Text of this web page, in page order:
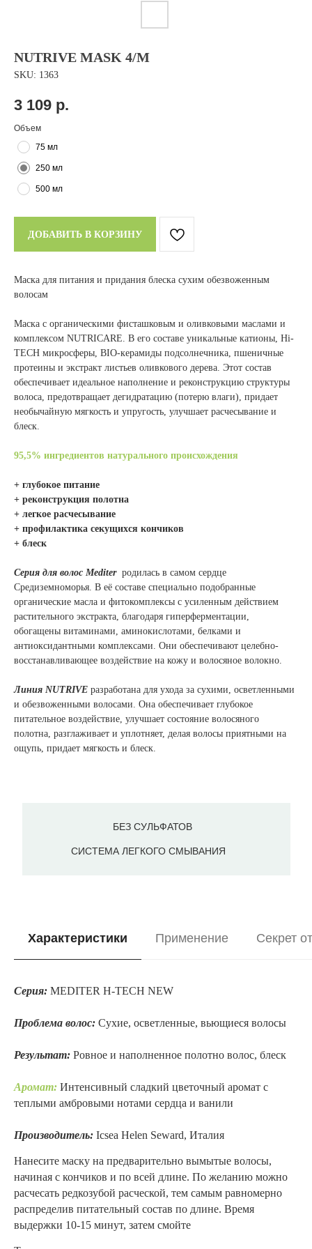
NUTRIVE MASK 4/M
SKU: 1363
3 109 р.
Объем
75 мл
250 мл
500 мл
ДОБАВИТЬ В КОРЗИНУ
Маска для питания и придания блеска сухим обезвоженным
волосам
Маска с органическими фисташковым и оливковыми маслами и
комплексом NUTRICARE. В его составе уникальные катионы, Hi-
TECH микросферы, BIO-керамиды подсолнечника, пшеничные
протеины и экстракт листьев оливкового дерева. Этот состав
обеспечивает идеальное наполнение и реконструкцию структуры
волоса, предотвращает дегидратацию (потерю влаги), придает
необычайную мягкость и упругость, улучшает расчесывание и
блеск.
95,5% ингредиентов натурального происхождения
+ глубокое питание
+ реконструкция полотна
+ легкое расчесывание
+ профилактика секущихся кончиков
+ блеск
Серия для волос Mediterродилась в самом сердце
Средиземноморья. В её составе специально подобранные
органические масла и фитокомплексы с усиленным действием
растительного экстракта, благодаря гиперферментации,
обогащены витаминами, аминокислотами, белками и
антиоксидантными комплексами. Они обеспечивают целебно-
восстанавливающее воздействие на кожу и волосяное волокно.
Линия NUTRIVE разработана для ухода за сухими, осветленными
и обезвоженными волосами. Она обеспечивает глубокое
питательное воздействие, улучшает состояние волосяного
полотна, разглаживает и уплотняет, делая волосы приятными на
ощупь, придает мягкость и блеск.
БЕЗ СУЛЬФАТОВ
СИСТЕМА ЛЕГКОГО СМЫВАНИЯ
Характеристики Применение Секрет
Серия: MEDITER H-TECH NEW
Проблема волос: Сухие, осветленные, вьющиеся волосы
Результат: Ровное и наполненное полотно волос, блеск
Аромат: Интенсивный сладкий цветочный аромат с
теплыми амбровыми нотами сердца и ванили
Производитель: Icsea Helen Seward, Италия
Нанесите маску на предварительно вымытые волосы,
начиная с кончиков и по всей длине. По желанию можно
расчесать редкозубой расческой, тем самым равномерно
распределив питательный состав по длине. Время
выдержки 10-15 минут, затем смойте